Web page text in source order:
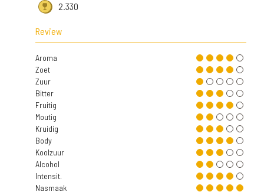
2.330
Review
Aroma
Zoet
Zuur
Bitter
Fruitig
Moutig
Kruidig
Body
Koolzuur
Alcohol
Intensit.
Nasmaak